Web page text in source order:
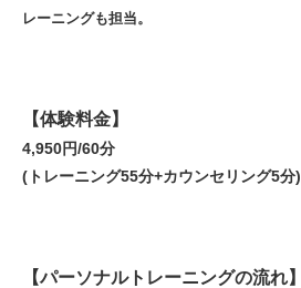
レーニングも担当。
【体験料金】
4,950円/60分
(トレーニング55分+カウンセリング5分)
【パーソナルトレーニングの流れ】